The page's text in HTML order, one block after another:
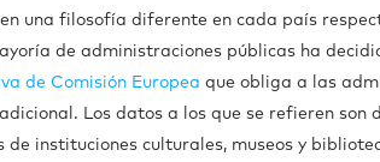
una filosofía diferente en cada país
de administraciones públicas ha
de Comisión Europea que obliga a las
Los datos a los que se refieren son
instituciones culturales, museos y